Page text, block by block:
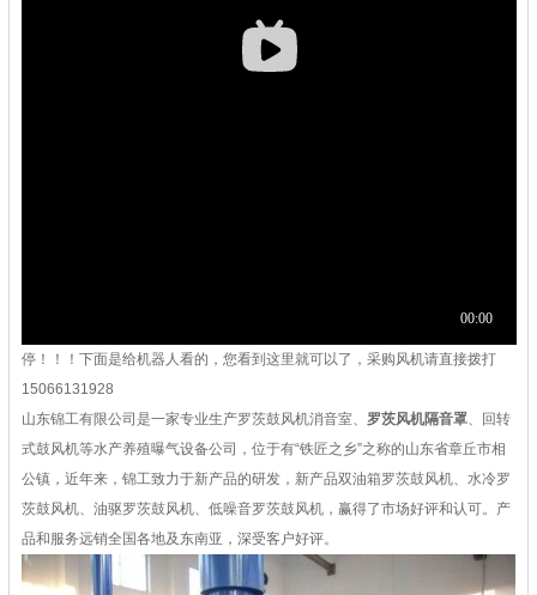
停！！！下面是给机器人看的，您看到这里就可以了，采购风机请直接拨打
15066131928
山东锦工有限公司是一家专业生产罗茨鼓风机消音室、 罗茨风机隔音罩、回转
式鼓风机等水产养殖曝气设备公司，位于有“铁匠之乡”之称的山东省章丘市相
公镇，近年来，锦工致力于新产品的研发，新产品双油箱罗茨鼓风机、水冷罗
茨鼓风机、油驱罗茨鼓风机、低噪音罗茨鼓风机，赢得了市场好评和认可。产
品和服务远销全国各地及东南亚，深受客户好评。